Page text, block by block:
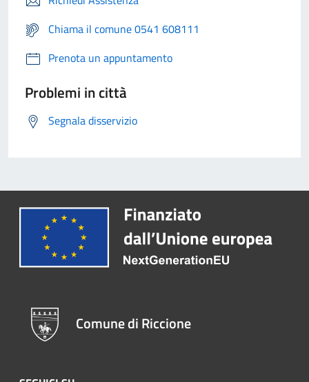
Chiama il comune 0541 608111
Prenota un appuntamento
Problemi in città
Segnala disservizio
Comune di Riccione